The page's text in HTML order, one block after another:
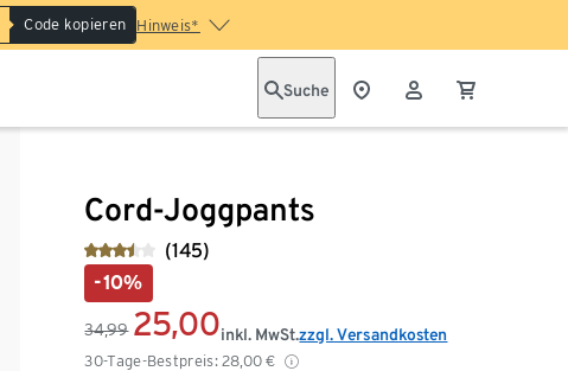
Code kopieren Hinweis*
Suche
Cord-Joggpants
(145)
-10%
34,99 25,00
30-Tage-Bestpreis: 28,00 €
inkl. MwSt.zzgl. Versandkosten